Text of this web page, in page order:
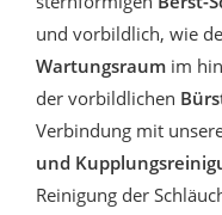
und vorbildlich, wie
Wartungsraum im
der vorbildlichen
Verbindung mit
und
Reinigung der